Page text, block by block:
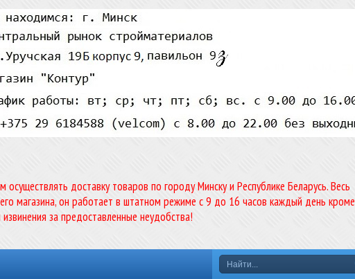
доставку товаров по городу Минску и Республике Беларусь. Весь
магазина, он работает в штатном режиме с 9 до 16 часов каждый день кроме
за предоставленные неудобства!